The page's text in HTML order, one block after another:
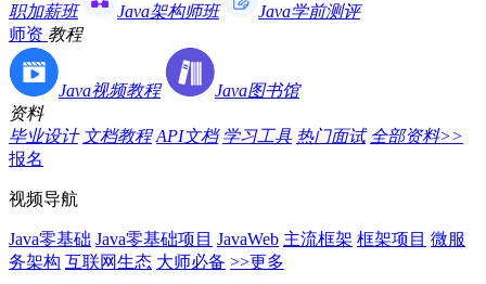
职加薪班 Java架构师班
Java学前测评
师资 教程
Java视频教程
Java图书馆
资料
毕业设计 文档教程 API文档 学习工具 热门面试 全部资料>>
报名
视频导航
Java零基础 Java零基础项目 JavaWeb 主流框架 框架项目 微服
务架构 互联网生态 大师必备 >>更多